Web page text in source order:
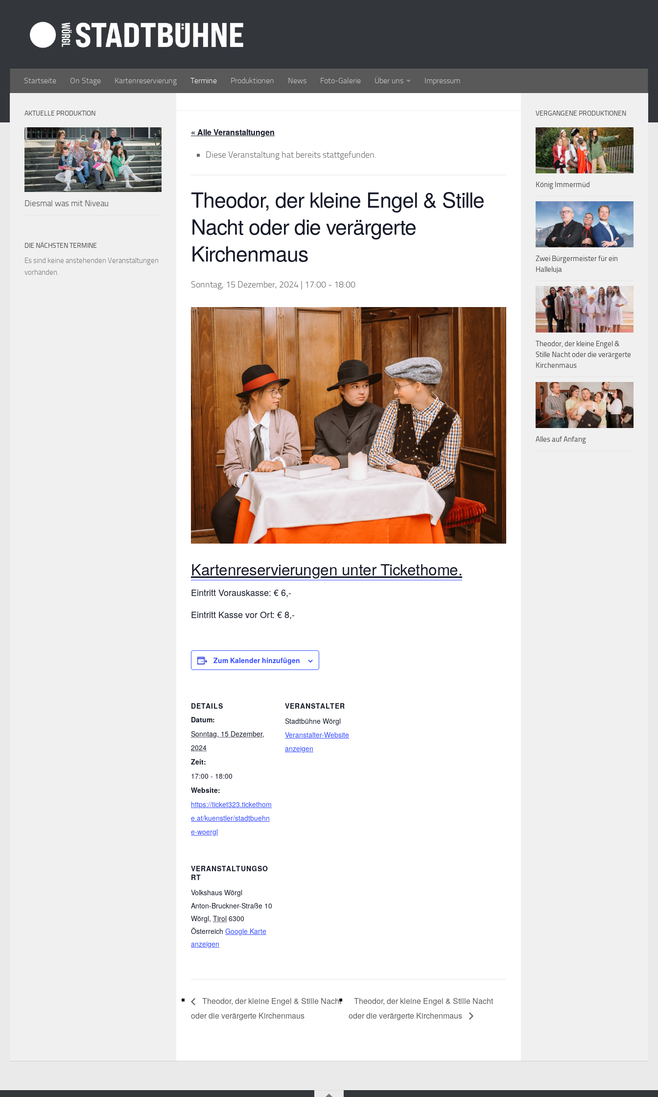
Startseite On Stage Kartenreservierung Termine Produktionen News Foto-Galerie Über uns Impressum
« Alle Veranstaltungen
Diese Veranstaltung hat bereits stattgefunden.
Theodor, der kleine Engel & Stille
Nacht oder die verärgerte
Kirchenmaus
Sonntag, 15 Dezember, 2024 | 17:00 - 18:00
Kartenreservierungen unter Tickethome.
Eintritt Vorauskasse: € 6,-
Eintritt Kasse vor Ort: € 8,-
Zum Kalender hinzufügen
DETAILS
Datum:
Sonntag, 15 Dezember,
2024
Zeit:
17:00 - 18:00
Website:
https://ticket323.tickethom
e.at/kuenstler/stadtbuehn
e-woergl
VERANSTALTER
Stadtbühne Wörgl
Veranstalter-Website
anzeigen
VERANSTALTUNGSO
RT
Volkshaus Wörgl
Anton-Bruckner-Straße 10
Wörgl, Tirol 6300
Österreich Google Karte
anzeigen
Theodor, der kleine Engel & Stille Nacht
oder die verärgerte Kirchenmaus
Theodor, der kleine Engel & Stille Nacht
oder die verärgerte Kirchenmaus
AKTUELLE PRODUKTION
Diesmal was mit Niveau
DIE NÄCHSTEN TERMINE
Es sind keine anstehenden Veranstaltungen
vorhanden.
VERGANGENE PRODUKTIONEN
König Immermüd
Zwei Bürgermeister für ein
Halleluja
Theodor, der kleine Engel &
Stille Nacht oder die verärgerte
Kirchenmaus
Alles auf Anfang